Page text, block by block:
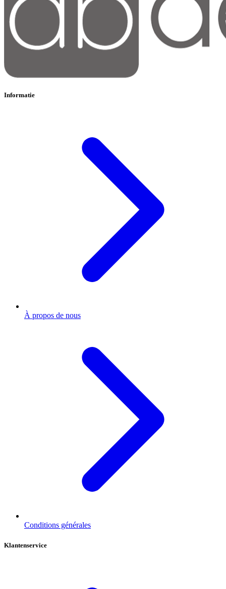
Informatie
À propos de nous
Conditions générales
Klantenservice